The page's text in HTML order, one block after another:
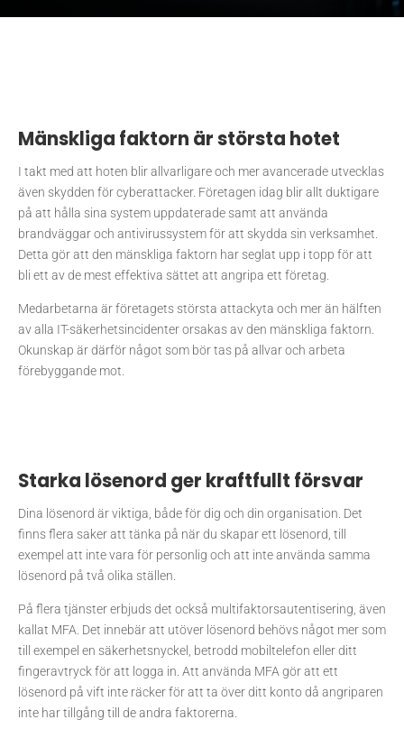
Mänskliga faktorn är största hotet
I takt med att hoten blir allvarligare och mer avancerade utvecklas
även skydden för cyberattacker. Företagen idag blir allt duktigare
på att hålla sina system uppdaterade samt att använda
brandväggar och antivirussystem för att skydda sin verksamhet.
Detta gör att den mänskliga faktorn har seglat upp i topp för att
bli ett av de mest effektiva sättet att angripa ett företag.
Medarbetarna är företagets största attackyta och mer än hälften
av alla IT-säkerhetsincidenter orsakas av den mänskliga faktorn.
Okunskap är därför något som bör tas på allvar och arbeta
förebyggande mot.
Starka lösenord ger kraftfullt försvar
Dina lösenord är viktiga, både för dig och din organisation. Det
finns flera saker att tänka på när du skapar ett lösenord, till
exempel att inte vara för personlig och att inte använda samma
lösenord på två olika ställen.
På flera tjänster erbjuds det också multifaktorsautentisering, även
kallat MFA. Det innebär att utöver lösenord behövs något mer som
till exempel en säkerhetsnyckel, betrodd mobiltelefon eller ditt
fingeravtryck för att logga in. Att använda MFA gör att ett
lösenord på vift inte räcker för att ta över ditt konto då angriparen
inte har tillgång till de andra faktorerna.